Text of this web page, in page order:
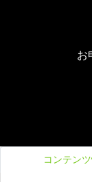
お
コンテン